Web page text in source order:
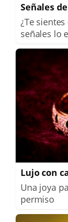
Señales
¿Te
señales lo
Lujo con
Una joya
permiso